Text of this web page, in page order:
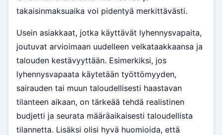
takaisinmaksuaika voi pidentyä merkittävästi.
Usein asiakkaat, jotka käyttävät lyhennysvapaita,
joutuvat arvioimaan uudelleen velkataakkaansa ja
talouden kestävyyttään. Esimerkiksi, jos
lyhennysvapaata käytetään työttömyyden,
sairauden tai muun taloudellisesti haastavan
tilanteen aikaan, on tärkeää tehdä realistinen
budjetti ja seurata määräaikaisesti taloudellista
tilannetta. Lisäksi olisi hyvä huomioida, että